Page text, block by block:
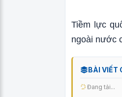
Tiềm lực
ngoài nước
BÀI VIẾT
Đang tải...